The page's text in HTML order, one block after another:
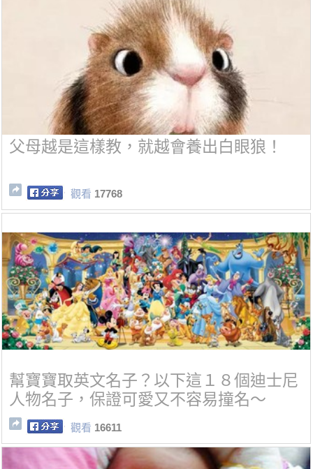
父母越是這樣教，就越會養出白眼狼！
觀看 17768
幫寶寶取英文名子？以下這１８個迪士尼
人物名子，保證可愛又不容易撞名～
觀看 16611